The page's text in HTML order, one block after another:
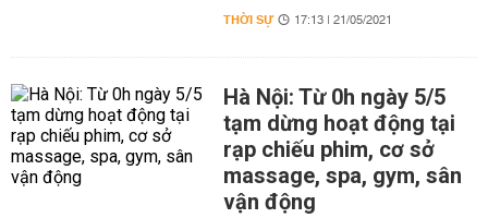
THỜI SỰ 17:13 | 21/05/2021
Hà Nội: Từ 0h ngày 5/5
tạm dừng hoạt động tại
rạp chiếu phim, cơ sở
massage, spa, gym, sân
vận động